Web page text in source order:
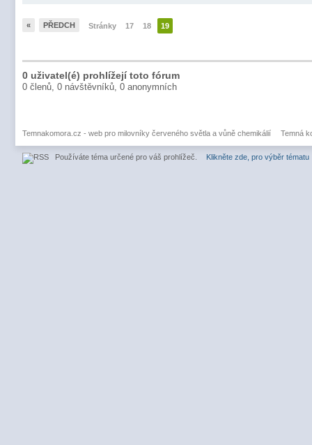
« PŘEDCH Stránky 17 18 19
0 uživatel(é) prohlížejí toto fórum
0 členů, 0 návštěvníků, 0 anonymních
Temnakomora.cz - web pro milovníky červeného světla a vůně chemikálií Temná
Používáte téma určené pro váš prohlížeč. Klikněte zde, pro výběr tématu